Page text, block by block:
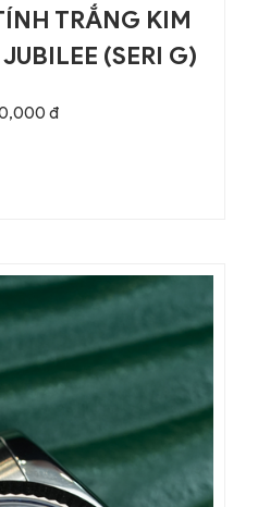
TRẮNG KIM
(SERI G)
đ